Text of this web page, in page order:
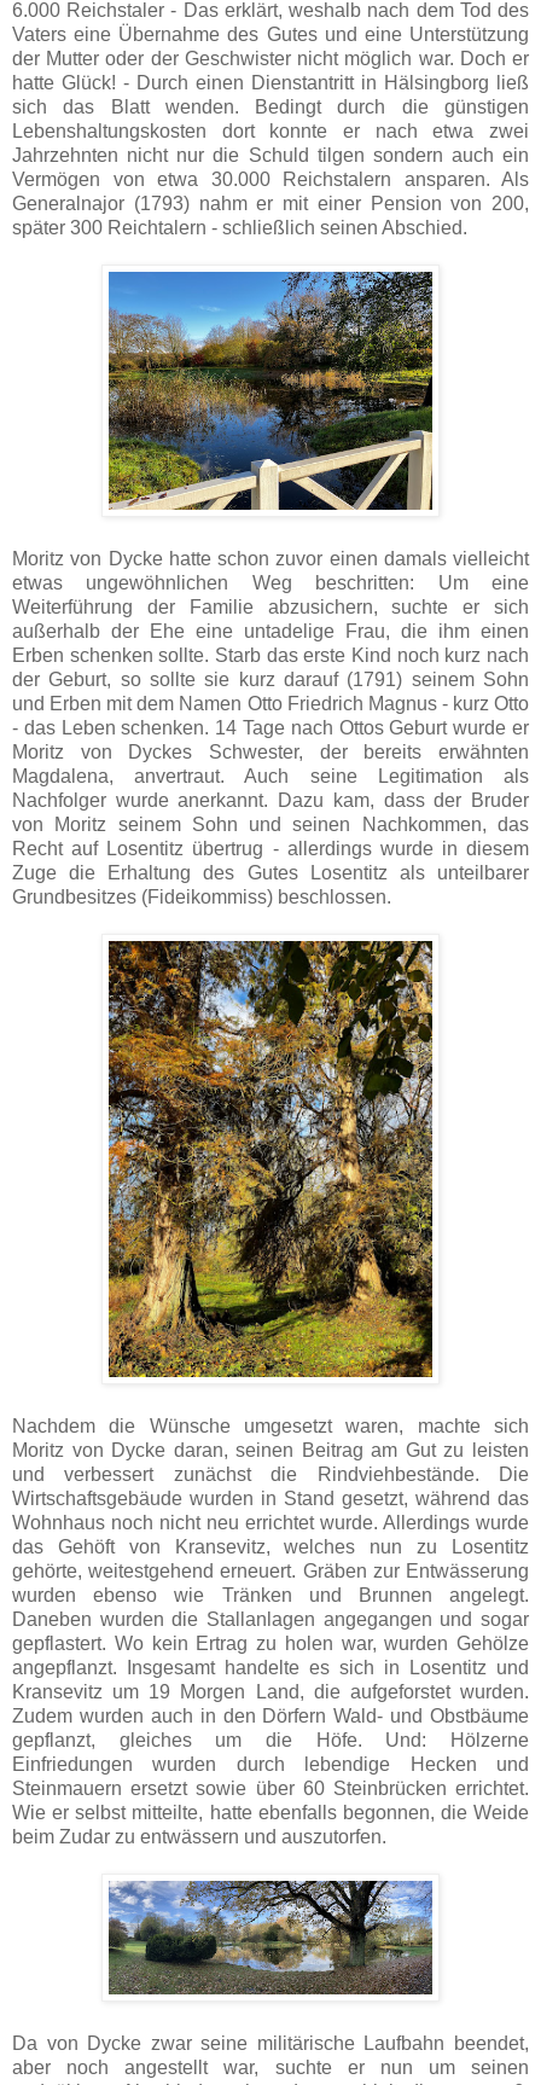
6.000 Reichstaler - Das erklärt, weshalb nach dem Tod des
Vaters eine Übernahme des Gutes und eine Unterstützung
der Mutter oder der Geschwister nicht möglich war. Doch er
hatte Glück! - Durch einen Dienstantritt in Hälsingborg ließ
sich das Blatt wenden. Bedingt durch die günstigen
Lebenshaltungskosten dort konnte er nach etwa zwei
Jahrzehnten nicht nur die Schuld tilgen sondern auch ein
Vermögen von etwa 30.000 Reichstalern ansparen. Als
Generalnajor (1793) nahm er mit einer Pension von 200,
später 300 Reichtalern - schließlich seinen Abschied.
Moritz von Dycke hatte schon zuvor einen damals vielleicht
etwas ungewöhnlichen Weg beschritten: Um eine
Weiterführung der Familie abzusichern, suchte er sich
außerhalb der Ehe eine untadelige Frau, die ihm einen
Erben schenken sollte. Starb das erste Kind noch kurz nach
der Geburt, so sollte sie kurz darauf (1791) seinem Sohn
und Erben mit dem Namen Otto Friedrich Magnus - kurz Otto
- das Leben schenken. 14 Tage nach Ottos Geburt wurde er
Moritz von Dyckes Schwester, der bereits erwähnten
Magdalena, anvertraut. Auch seine Legitimation als
Nachfolger wurde anerkannt. Dazu kam, dass der Bruder
von Moritz seinem Sohn und seinen Nachkommen, das
Recht auf Losentitz übertrug - allerdings wurde in diesem
Zuge die Erhaltung des Gutes Losentitz als unteilbarer
Grundbesitzes (Fideikommiss) beschlossen.
Nachdem die Wünsche umgesetzt waren, machte sich
Moritz von Dycke daran, seinen Beitrag am Gut zu leisten
und verbessert zunächst die Rindviehbestände. Die
Wirtschaftsgebäude wurden in Stand gesetzt, während das
Wohnhaus noch nicht neu errichtet wurde. Allerdings wurde
das Gehöft von Kransevitz, welches nun zu Losentitz
gehörte, weitestgehend erneuert. Gräben zur Entwässerung
wurden ebenso wie Tränken und Brunnen angelegt.
Daneben wurden die Stallanlagen angegangen und sogar
gepflastert. Wo kein Ertrag zu holen war, wurden Gehölze
angepflanzt. Insgesamt handelte es sich in Losentitz und
Kransevitz um 19 Morgen Land, die aufgeforstet wurden.
Zudem wurden auch in den Dörfern Wald- und Obstbäume
gepflanzt, gleiches um die Höfe. Und: Hölzerne
Einfriedungen wurden durch lebendige Hecken und
Steinmauern ersetzt sowie über 60 Steinbrücken errichtet.
Wie er selbst mitteilte, hatte ebenfalls begonnen, die Weide
beim Zudar zu entwässern und auszutorfen.
Da von Dycke zwar seine militärische Laufbahn beendet,
aber noch angestellt war, suchte er nun um seinen